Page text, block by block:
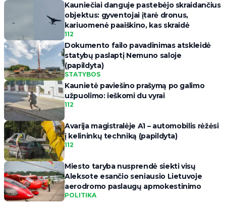
Kauniečiai danguje pastebėjo skraidančius
objektus: gyventojai įtarė dronus,
kariuomenė paaiškino, kas skraidė
112
Dokumento failo pavadinimas atskleidė
statybų paslaptį Nemuno saloje
(papildyta)
STATYBOS
Kaunietė paviešino prašymą po galimo
užpuolimo: ieškomi du vyrai
112
Avarija magistralėje A1 – automobilis rėžėsi
į kelininkų techniką (papildyta)
112
Miesto taryba nusprendė siekti visų
Aleksote esančio seniausio Lietuvoje
aerodromo paslaugų apmokestinimo
POLITIKA